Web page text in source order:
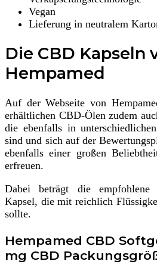
Vegan
Lieferung in neutralem
Die CBD Kapseln
Hempamed
Auf der Webseite von
erhältlichen CBD-Ölen zudem
die ebenfalls in
sind und sich auf der
ebenfalls einer großen
erfreuen.
Dabei beträgt die empfohlene
Kapsel, die mit reichlich
sollte.
Hempamed CBD
mg CBD